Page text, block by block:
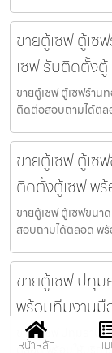
ขายตู้เซฟ ตู้เซ
เซฟ รับติดตั้ง
ขายตู้เซฟ ตู้เซฟร้าน
ติดต่อสอบถามได้ตล
ขายตู้เซฟ ตู้เซ
ติดตั้งตู้เซฟ พ
ขายตู้เซฟ ตู้เซฟขนา
สอบถามได้ตลอด พร้
ขายตู้เซฟ ปทุ
พร้อมทีมงานมื
ขายตู้เซฟ ปทุมธา
หน้าหลัก เ